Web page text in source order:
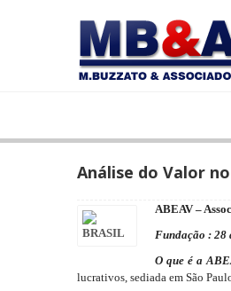
Análise do Valor
ABEAV –
Fundação : 28
O que é a
lucrativos, sediada em São